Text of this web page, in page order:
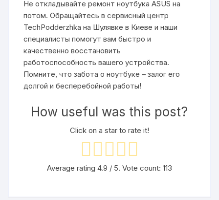
Не откладывайте ремонт ноутбука ASUS на
потом. Обращайтесь в сервисный центр
TechPodderzhka на Шулявке в Киеве и наши
специалисты помогут вам быстро и
качественно восстановить
работоспособность вашего устройства.
Помните, что забота о ноутбуке – залог его
долгой и бесперебойной работы!
How useful was this post?
Click on a star to rate it!
Average rating 4.9 / 5. Vote count: 113